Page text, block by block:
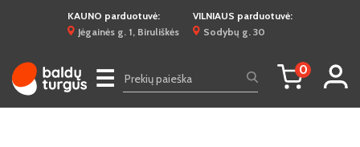
KAUNO parduotuvė:
Jėgainės g. 1, Biruliškės
VILNIAUS parduotuvė:
Sodybų g. 30
☰ 0